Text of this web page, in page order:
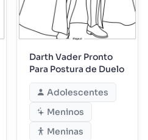
Darth Vader Pronto
Para Postura de Duelo
Adolescentes
Meninos
Meninas